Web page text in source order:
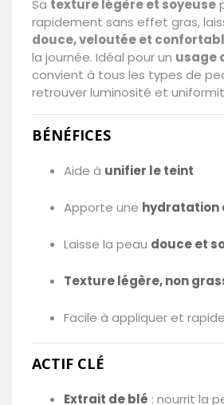
Sa texture légère et soyeuse
rapidement sans effet gras,
douce, veloutée et
la journée. Idéal pour un usage
convient à tous les types de
retrouver luminosité et
BÉNÉFICES
Aide à unifier le teint
Apporte une hydratation
Laisse la peau douce et
Texture légère, non
Facile à appliquer et
ACTIF CLÉ
Extrait de blé : nourrit la